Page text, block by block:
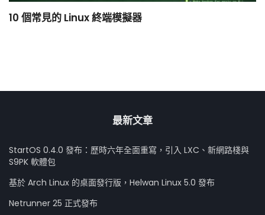
10 個常見的 Linux 終端模擬器
最新文章
StartOS 0.4.0 發布：歷時六年全面重寫，引入 LXC、新網路棧與
S9PK 軟體包
基於 Arch Linux 的桌面發行版，Helwan Linux 5.0 發布
Netrunner 25 正式發布